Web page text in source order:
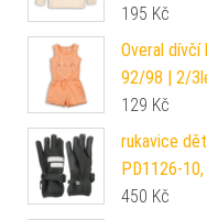
195 Kč
Overal dívčí
92/98 | 2/
129 Kč
rukavice
PD1126-
450 Kč